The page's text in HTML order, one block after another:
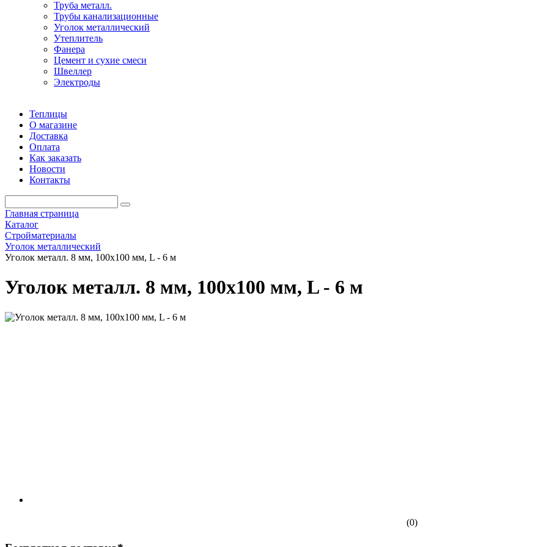
Труба металл.
Трубы канализационные
Уголок металлический
Утеплитель
Фанера
Цемент и сухие смеси
Швеллер
Электроды
Теплицы
О магазине
Доставка
Оплата
Как заказать
Новости
Контакты
Главная страница
Каталог
Стройматериалы
Уголок металлический
Уголок металл. 8 мм, 100х100 мм, L - 6 м
Уголок металл. 8 мм, 100х100 мм, L - 6 м
(0)